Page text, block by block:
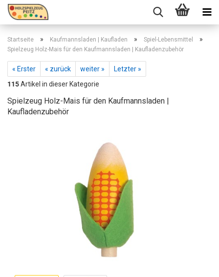
Startseite » Kaufmannsladen | Kaufladen » Spiel-Lebensmittel »
Spielzeug Holz-Mais für den Kaufmannsladen | Kaufladenzubehör
« Erster « zurück weiter »
Letzter »
115Artikel in dieser Kategorie
Spielzeug Holz-Mais für den Kaufmannsladen |
Kaufladenzubehör